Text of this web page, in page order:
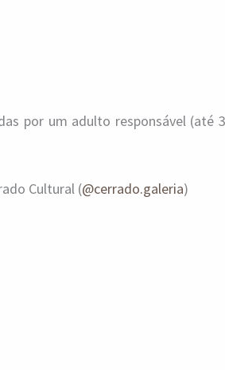
por um adulto responsável (até
Cultural (@cerrado.galeria)